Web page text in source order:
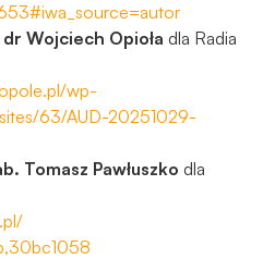
dr Wojciech Opioła dla Radia
wp-
63/AUD-20251029-
Tomasz Pawłuszko dla